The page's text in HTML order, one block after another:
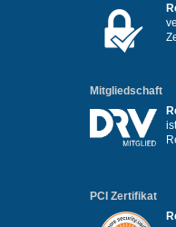
Mitgliedschaft
PCI Zertifikat